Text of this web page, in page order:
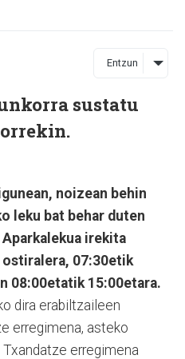
Entzun
sustatu
noizean behin
leku bat behar duten
irekita
07:30etik
08:00etatik 15:00etara.
dira erabiltzaileen
erregimena, asteko
erregimena